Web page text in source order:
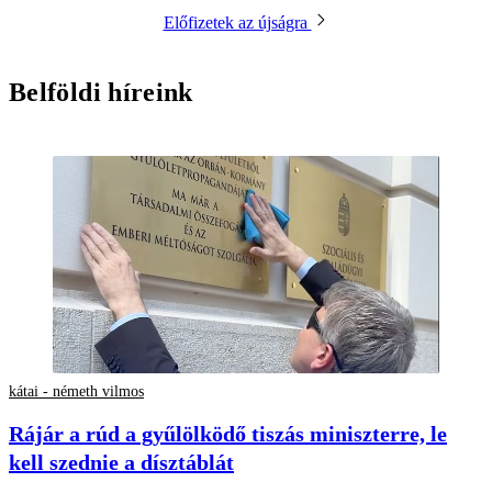
Előfizetek az újságra
Belföldi híreink
kátai - németh vilmos
Rájár a rúd a gyűlölködő tiszás miniszterre, le
kell szednie a dísztáblát